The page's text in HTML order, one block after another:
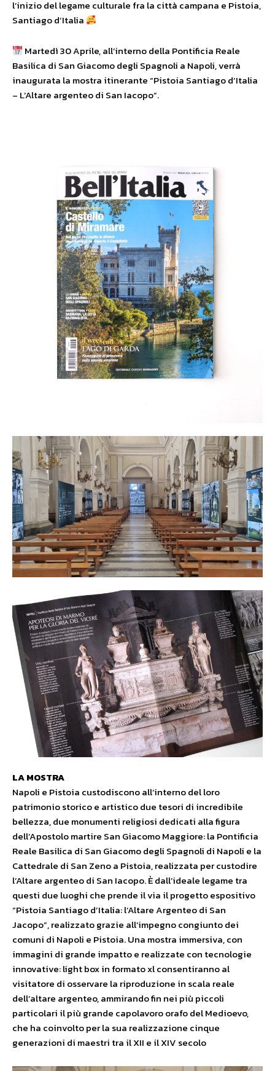
l’inizio del legame culturale fra la città campana e Pistoia,
Santiago d’Italia
Martedì 30 Aprile, all’interno della Pontificia Reale
Basilica di San Giacomo degli Spagnoli a Napoli, verrà
inaugurata la mostra itinerante “Pistoia Santiago d’Italia
– L’Altare argenteo di San Iacopo”.
LA MOSTRA
Napoli e Pistoia custodiscono all’interno del loro
patrimonio storico e artistico due tesori di incredibile
bellezza, due monumenti religiosi dedicati alla figura
dell’Apostolo martire San Giacomo Maggiore: la Pontificia
Reale Basilica di San Giacomo degli Spagnoli di Napoli e la
Cattedrale di San Zeno a Pistoia, realizzata per custodire
l’Altare argenteo di San Iacopo. È dall’ideale legame tra
questi due luoghi che prende il via il progetto espositivo
“Pistoia Santiago d’Italia: l’Altare Argenteo di San
Jacopo”, realizzato grazie all’impegno congiunto dei
comuni di Napoli e Pistoia. Una mostra immersiva, con
immagini di grande impatto e realizzate con tecnologie
innovative: light box in formato xl consentiranno al
visitatore di osservare la riproduzione in scala reale
dell’altare argenteo, ammirando fin nei più piccoli
particolari il più grande capolavoro orafo del Medioevo,
che ha coinvolto per la sua realizzazione cinque
generazioni di maestri tra il XII e il XIV secolo